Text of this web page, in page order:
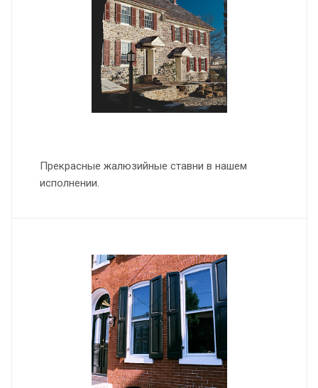
Прекрасные жалюзийные ставни в нашем
исполнении.